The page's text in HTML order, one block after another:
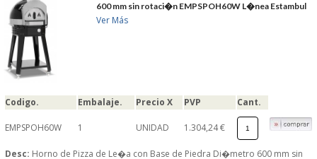
600 mm sin rotaci�n EMPSPOH60W L�nea Estambul
Ver Más
Codigo. Embalaje. Precio X PVP Cant.
EMPSPOH60W 1 UNIDAD 1.304,24 €
Desc: Horno de Pizza de Le�a con Base de Piedra Di�metro 600 mm sin